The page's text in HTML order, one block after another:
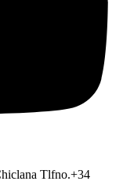
Tlfno.+34